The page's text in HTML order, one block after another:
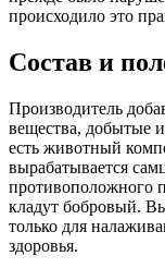
происходило это
Состав и
Производитель
вещества, добытые
есть животный
вырабатывается
противоположного
кладут бобровый.
только для
здоровья.